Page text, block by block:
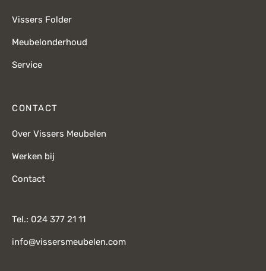
Vissers Folder
Meubelonderhoud
Service
CONTACT
Over Vissers Meubelen
Werken bij
Contact
Tel.: 024 377 21 11
info@vissersmeubelen.com